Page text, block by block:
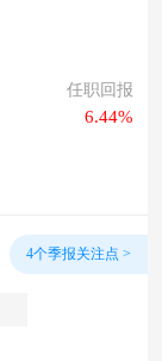
任职回报
6.44%
4个季报关注点 >